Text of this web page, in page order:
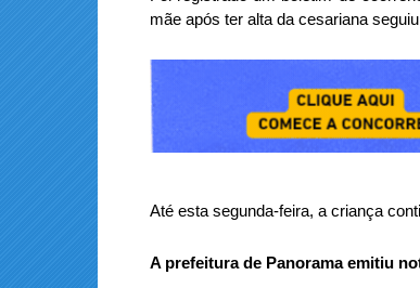
mãe após ter alta da cesariana
Até esta segunda-feira, a criança
A prefeitura de Panorama emitiu